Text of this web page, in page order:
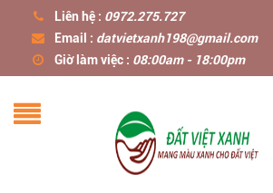
Liên hệ : 0972.275.727
Email : datvietxanh198@gmail.com
Giờ làm việc : 08:00am - 18:00pm